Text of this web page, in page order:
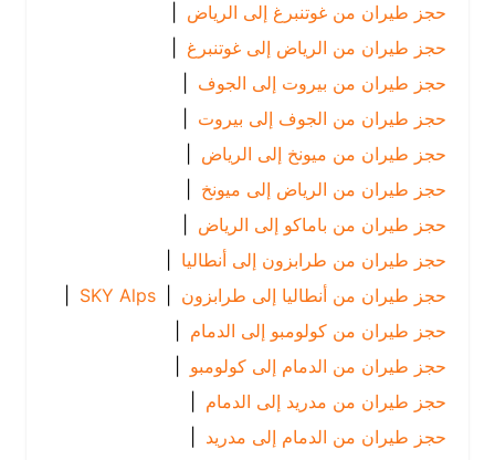
حجز طيران من غوتنبرغ إلى الرياض
|
حجز طيران من الرياض إلى غوتنبرغ |
حجز طيران من بيروت إلى الجوف |
حجز طيران من الجوف إلى بيروت
|
حجز طيران من ميونخ إلى الرياض
|
حجز طيران من الرياض إلى ميونخ |
حجز طيران من باماكو إلى الرياض
|
حجز طيران من طرابزون إلى أنطاليا
|
حجز طيران من أنطاليا إلى طرابزون |
SKY Alps
|
حجز طيران من كولومبو إلى الدمام
|
حجز طيران من الدمام إلى كولومبو |
حجز طيران من مدريد إلى الدمام
|
حجز طيران من الدمام إلى مدريد |